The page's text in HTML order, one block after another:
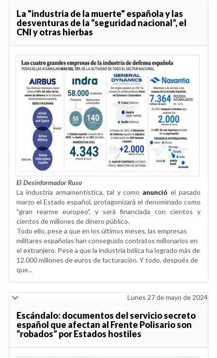
La "industria de la muerte" española y las
desventuras de la “seguridad nacional”, el
CNI y otras hierbas
El Desinformador Ruso
La industria armamentística, tal y como anunció el pasado
marzo el Estado español, protagonizará el denominado como
"gran rearme europeo", y será financiada con cientos y
cientos de millones de dinero público.
Todo ello, pese a que en los últimos meses, las empresas
militares españolas han conseguido contratos millonarios en
el extranjero. Pese a que la industria bélica ha logrado más de
12.000 millones de euros de facturación. Y todo, después de
que...
Lunes 27 de mayo de 2024
Escándalo: documentos del servicio secreto
español que afectan al Frente Polisario son
“robados” por Estados hostiles